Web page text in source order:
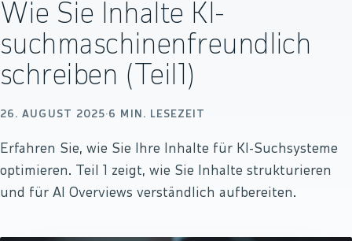
Wie Sie Inhalte KI-
suchmaschinenfreundlich
schreiben (Teil1)
26. AUGUST 2025·6 MIN. LESEZEIT
Erfahren Sie, wie Sie Ihre Inhalte für KI-Suchsysteme
optimieren. Teil 1 zeigt, wie Sie Inhalte strukturieren
und für AI Overviews verständlich aufbereiten.